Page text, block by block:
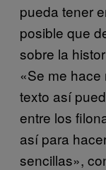
pueda tener
posible que
sobre la
«Se me
texto así
entre los
así para
sencillas»,